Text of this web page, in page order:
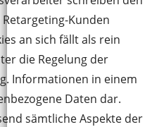
Kunden
an sich fällt als rein
die Regelung der
Informationen in einem
Daten dar.
sämtliche Aspekte der